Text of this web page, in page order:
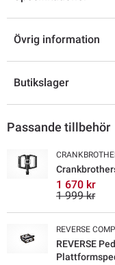
Övrig information
Butikslager
Passande tillbehör
1 670 kr
1 999 kr
REVERSE
REVERSE